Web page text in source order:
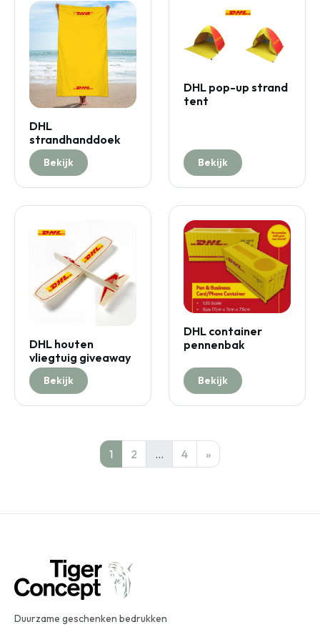
DHL
strandhanddoek
Bekijk
DHL pop-up strand
tent
Bekijk
DHL houten
vliegtuig giveaway
Bekijk
DHL container
pennenbak
Bekijk
1 2 … 4 »
Duurzame geschenken bedrukken